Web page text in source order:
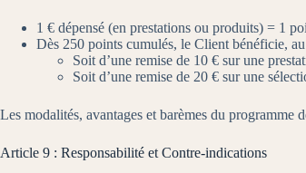
1 € dépensé (en prestations ou produits) = 1
Dès 250 points cumulés, le Client bénéficie,
Soit d’une remise de 10 € sur une
Soit d’une remise de 20 € sur une
Les modalités, avantages et barèmes du
Article 9 : Responsabilité et Contre-indications